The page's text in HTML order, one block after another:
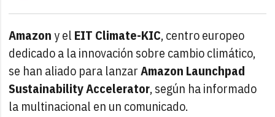
Amazony el EIT Climate-KIC, centro europeo
dedicado a la innovación sobre cambio climático,
se han aliado para lanzarAmazon Launchpad
Sustainability Accelerator, según ha informado
la multinacional en un comunicado.